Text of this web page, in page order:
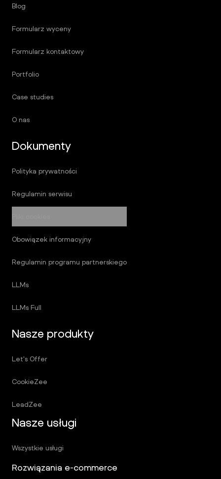
Blog
Formularz wyceny
Formularz kontaktowy
Portfolio
Case studies
O nas
Dokumenty
Polityka prywatności
Regulamin serwisu
Obowiązek informacyjny
Regulamin programu partnerskiego
LLMs
LLMs Full
Nasze produkty
Let's Offer
CookieZee
LeadZee
Nasze usługi
Wszystkie usługi
Rozwiązania e-commerce